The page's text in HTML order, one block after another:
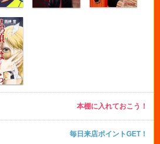
本棚に入れておこう！
毎日来店ポイントGET！